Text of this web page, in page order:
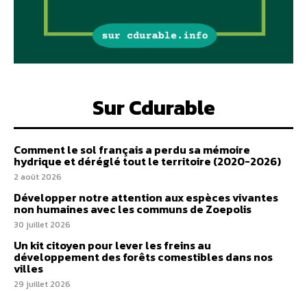
Sur Cdurable
Comment le sol français a perdu sa mémoire
hydrique et déréglé tout le territoire (2020-2026)
2 août 2026
Développer notre attention aux espèces vivantes
non humaines avec les communs de Zoepolis
30 juillet 2026
Un kit citoyen pour lever les freins au
développement des forêts comestibles dans nos
villes
29 juillet 2026